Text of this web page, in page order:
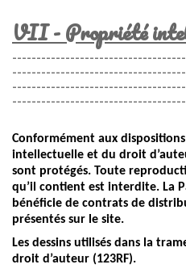
VII - Propriété
Conformément aux
intellectuelle et du droit
sont protégés. Toute
qu’il contient est interdite. La
bénéficie de contrats de
présentés sur le site.
Les dessins utilisés dans la
droit d’auteur (123RF).